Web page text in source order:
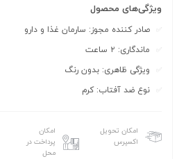
ویژگی‌های محصول
صادر کننده مجوز: سارمان غذا و دارو
ماندگاری: ۲ ساعت
ویژگی ظاهری: بدون رنگ
نوع ضد آفتاب: کرم
امکان تحویل
اکسپرس
امکان
پرداخت در
محل